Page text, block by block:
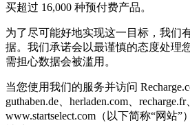
买超过 16,000 种预付费产品。
为了尽可能好地实现这一目标，我们
据。我们承诺会以最谨慎的态度处理
需担心数据会被滥用。
当您使用我们的服务并访问
guthaben.de、herladen.com、
www.startselect.com（以下简称“网站